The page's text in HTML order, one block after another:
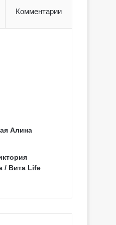
Комментарии
Алина
/ Вита Life